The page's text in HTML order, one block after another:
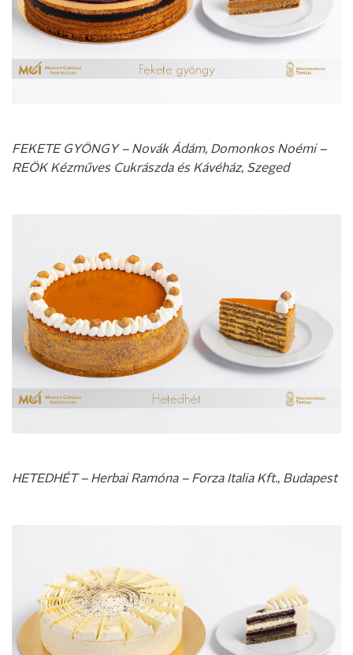
FEKETE GYÖNGY – Novák Ádám, Domonkos Noémi –
REÖK Kézműves Cukrászda és Kávéház, Szeged
HETEDHÉT – Herbai Ramóna – Forza Italia Kft., Budapest